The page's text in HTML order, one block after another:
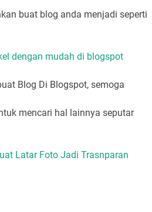
buat blog anda menjadi seperti
dengan mudah di blogspot
Blog Di Blogspot, semoga
mencari hal lainnya seputar
Latar Foto Jadi Trasnparan